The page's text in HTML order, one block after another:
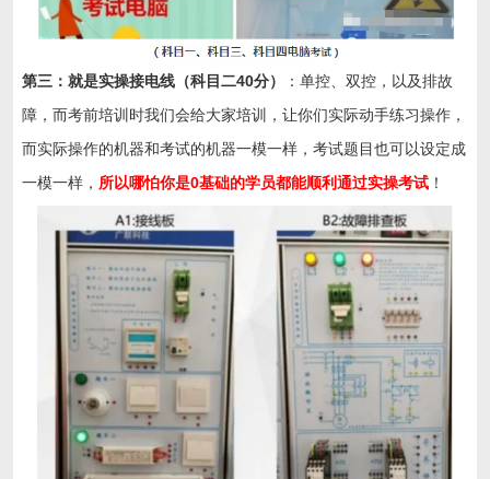
第三：就是实操接电线（科目二40分）
：单控、双控，以及排故
障，而考前培训时我们会给大家培训，让你们实际动手练习操作，
而实际操作的机器和考试的机器一模一样，考试题目也可以设定成
一模一样， 所以哪怕你是0基础的学员都能顺利通过实操考试 ！